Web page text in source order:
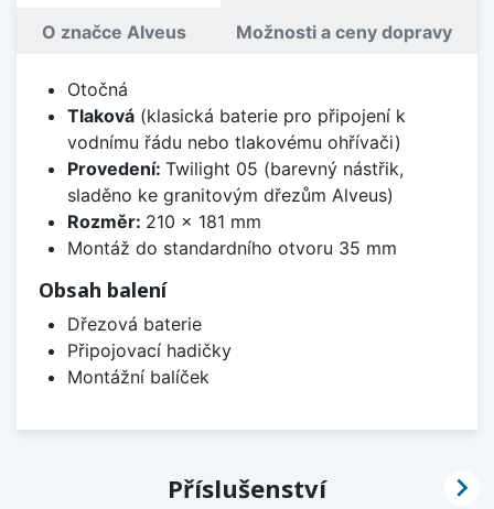
O značce Alveus Možnosti a ceny dopravy
Otočná
Tlaková(klasická baterie pro připojení k
vodnímu řádu nebo tlakovému ohřívači)
Provedení: Twilight 05 (barevný nástřik,
sladěno ke granitovým dřezům Alveus)
Rozměr: 210 x 181 mm
Montáž do standardního otvoru 35 mm
Obsah balení
Dřezová baterie
Připojovací hadičky
Montážní balíček
Příslušenství 